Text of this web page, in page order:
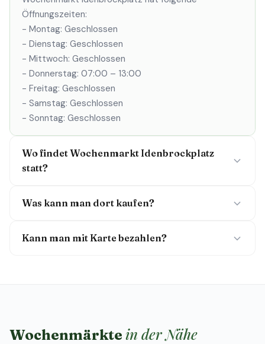
Öffnungszeiten:
- Montag: Geschlossen
- Dienstag: Geschlossen
- Mittwoch: Geschlossen
- Donnerstag: 07:00 – 13:00
- Freitag: Geschlossen
- Samstag: Geschlossen
- Sonntag: Geschlossen
Wo findet Wochenmarkt Idenbrockplatz
statt?
Was kann man dort kaufen?
Kann man mit Karte bezahlen?
Wochenmärkte in der Nähe